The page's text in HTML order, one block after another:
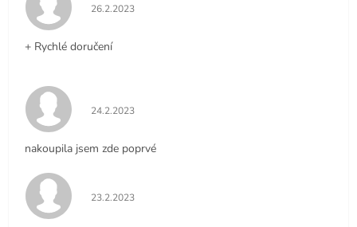
Hodnocení obchodu je 5 z 5 hvězdiček.
26.2.2023
+ Rychlé doručení
Hodnocení obchodu je 5 z 5 hvězdiček.
24.2.2023
nakoupila jsem zde poprvé
Hodnocení obchodu je 5 z 5 hvězdiček.
23.2.2023